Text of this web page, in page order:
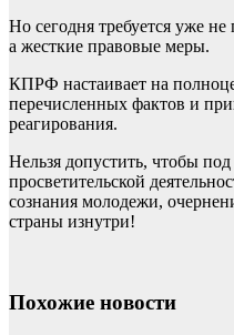
Но сегодня требуется уже
а жесткие правовые меры.
КПРФ настаивает на
перечисленных фактов и
реагирования.
Нельзя допустить, чтобы
просветительской
сознания молодежи,
страны изнутри!
Похожие новости